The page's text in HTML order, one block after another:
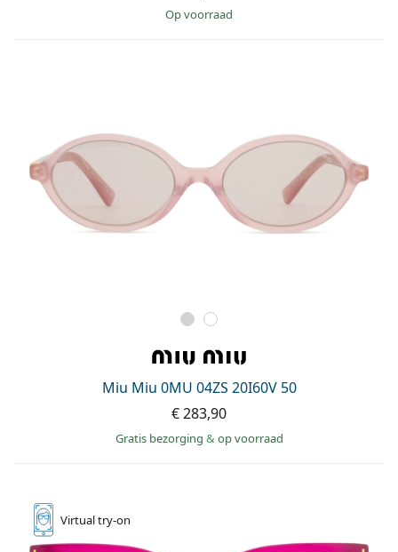
op voorraad
Miu Miu 0MU 04ZS 20I60V 50
€ 283,90
Gratis bezorging & op voorraad
Virtualtry-on